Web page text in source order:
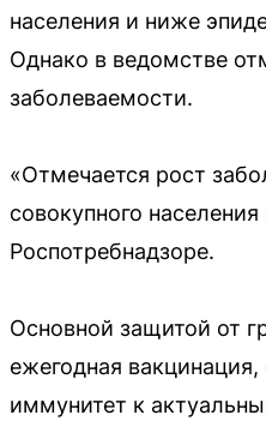
населения и ниже
Однако в ведомстве
заболеваемости.
«Отмечается рост
совокупного
Роспотребнадзоре.
Основной защитой от
ежегодная
иммунитет к